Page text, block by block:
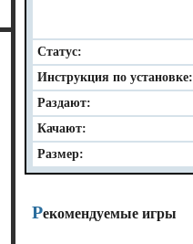
Статус:
Инструкция по установке:
Раздают:
Качают:
Размер:
Рекомендуемые игры